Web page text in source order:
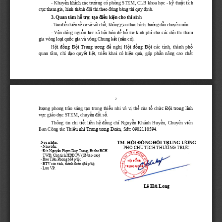
- Khuyến khích các trường có phòng STEM, CLB khoa học - kỹ thuật tích
cực tham gia, hình thành đội thi theo đúng bảng thi quy định.
3. Quan tâm hỗ trợ, tạo điều kiện cho thí sinh
-Tạo điều kiện vềcơ sởvật chất, không gian thực hành, hướng dẫn chuyên môn.
- Vận động  nguồn  lực  xã  hội hóa để hỗ trợ kinh  phí  cho các đội thi  tham
gia vòng loại quốc gia và vòng Chung kết (nếu có).
Hội đồng Đội Trung ương đề nghị Hội đồng Đội  các  tỉnh,  thành  phố
quan  tâm,  chỉ đạo  quyết  liệt,  triển  khai  có  hiệu  quả,  góp  phần  nâng  cao  chất
2
lượng phong trào sáng tạo trong thiếu nhi và vị thế của tổ chức Đội trong lĩnh
vực giáo dục STEM, chuyển đổi số.
Thông  tin  chi  tiết  liên  hệ đồng  chí  Nguyễn  Khánh  Huyền, Chuyên  viên
Ban Công tác Thiếu nhi Trung ương Đoàn, Sđt: 0902110594.
Nơi nhận:
- Như trên;
- Đ/c Nguyễn Phạm Duy Trang, Bí thư BCH
TWĐ, Chủ tịch HĐĐTW (để báo cáo)
- Báo Tiền Phong (để p/h);
- BTV các tỉnh, thành đoàn (để p/h);
- Lưu VP.
TM. HỘI ĐỒNG ĐỘI TRUNG ƯƠNG
PHÓ CHỦ TỊCH THƯỜNG TRỰC
Lê Hải Long